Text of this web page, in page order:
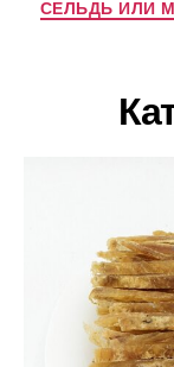
СЕЛЬДЬ ИЛИ